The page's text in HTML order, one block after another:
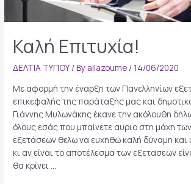
Καλή Επιτυχία!
ΔΕΛΤΙΑ ΤΥΠΟΥ / By allazoume /14/06/2020
Με αφορμή την έναρξη των Πανελληνίων
επικεφαλής της παράταξής μας και
Γιάννης Μυλωνάκης έκανε την ακόλουθη
όλους εσάς που μπαίνετε αυριο στη μάχη
εξετάσεων θελω να ευχηθώ καλή δύναμη
κι αν είναι το αποτέλεσμα των εξετασεων
θα κρίνει …